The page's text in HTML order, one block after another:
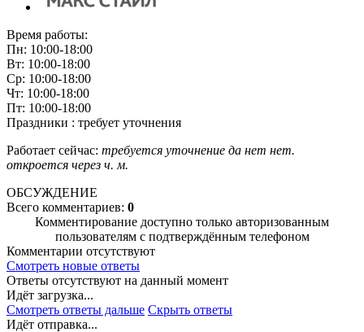
Время работы:
Пн: 10:00-18:00
Вт: 10:00-18:00
Ср: 10:00-18:00
Чт: 10:00-18:00
Пт: 10:00-18:00
Праздники : требует уточнения
Работает сейчас: требуется уточнение да нет нет.
откроется через ч. м.
ОБСУЖДЕНИЕ
Всего комментариев: 0
Комментирование доступно только авторизованным
пользователям с подтверждённым телефоном
Комментарии отсутствуют
Смотреть новые ответы
Ответы отсутствуют на данный момент
Идёт загрузка...
Смотреть ответы дальше Скрыть ответы
Идёт отправка...